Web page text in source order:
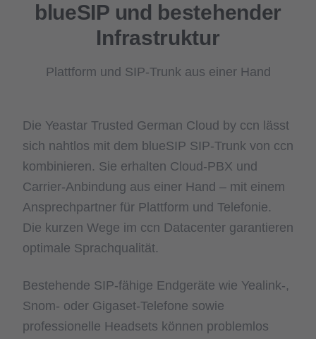
blueSIP und bestehender
Infrastruktur
Plattform und SIP-Trunk aus einer Hand
Die Yeastar Trusted German Cloud by ccn lässt
sich nahtlos mit dem blueSIP SIP-Trunk von ccn
kombinieren. Sie erhalten Cloud-PBX und
Carrier-Anbindung aus einer Hand – mit einem
Ansprechpartner für Plattform und Telefonie.
Die kurzen Wege im ccn Datacenter garantieren
optimale Sprachqualität.
Bestehende SIP-fähige Endgeräte wie Yealink-,
Snom- oder Gigaset-Telefone sowie
professionelle Headsets können problemlos